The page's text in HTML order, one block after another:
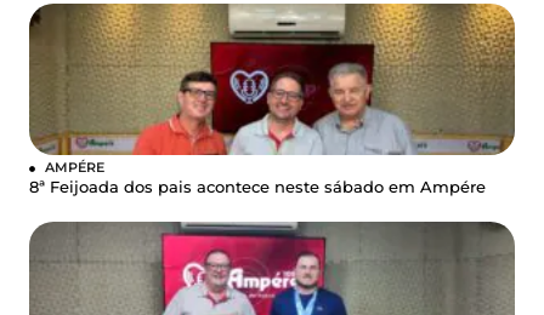
AMPÉRE
8ª Feijoada dos pais acontece neste sábado em Ampére